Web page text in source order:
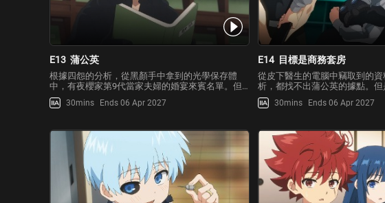
E13 蒲公英
根據四怨的分析，從黑顏手中拿到的光學保存體
中，有夜櫻家第9代當家夫婦的婚宴來賓名單。但
是來賓當中竟有太陽死去的父親朝野日出與母親朝
野光的名字！太陽等人知道了自己與夜櫻家兄弟姊
30mins Ends 06 Apr 2027
E14 目標是商務套房
從皮下醫生的電腦中竊取到的
析，都找不出蒲公英的據點。
中，有一間名字音近蒲公英英文
的「紳士獅子飯店」引起了太陽
30mins Ends 06 Apr 2027